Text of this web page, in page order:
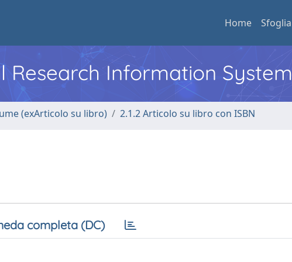
Home Sfoglia
Research Information System
(exArticolo su libro) 2.1.2 Articolo su libro con ISBN
completa (DC)